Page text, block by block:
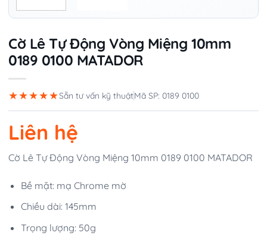
Cờ Lê Tự Động Vòng Miệng 10mm
0189 0100 MATADOR
★★★★★Sẵn tư vấn kỹ thuậtMã SP: 0189 0100
Liên hệ
Cờ Lê Tự Động Vòng Miệng 10mm 0189 0100 MATADOR
Bề mặt: mạ Chrome mờ
Chiều dài: 145mm
Trọng lượng: 50g